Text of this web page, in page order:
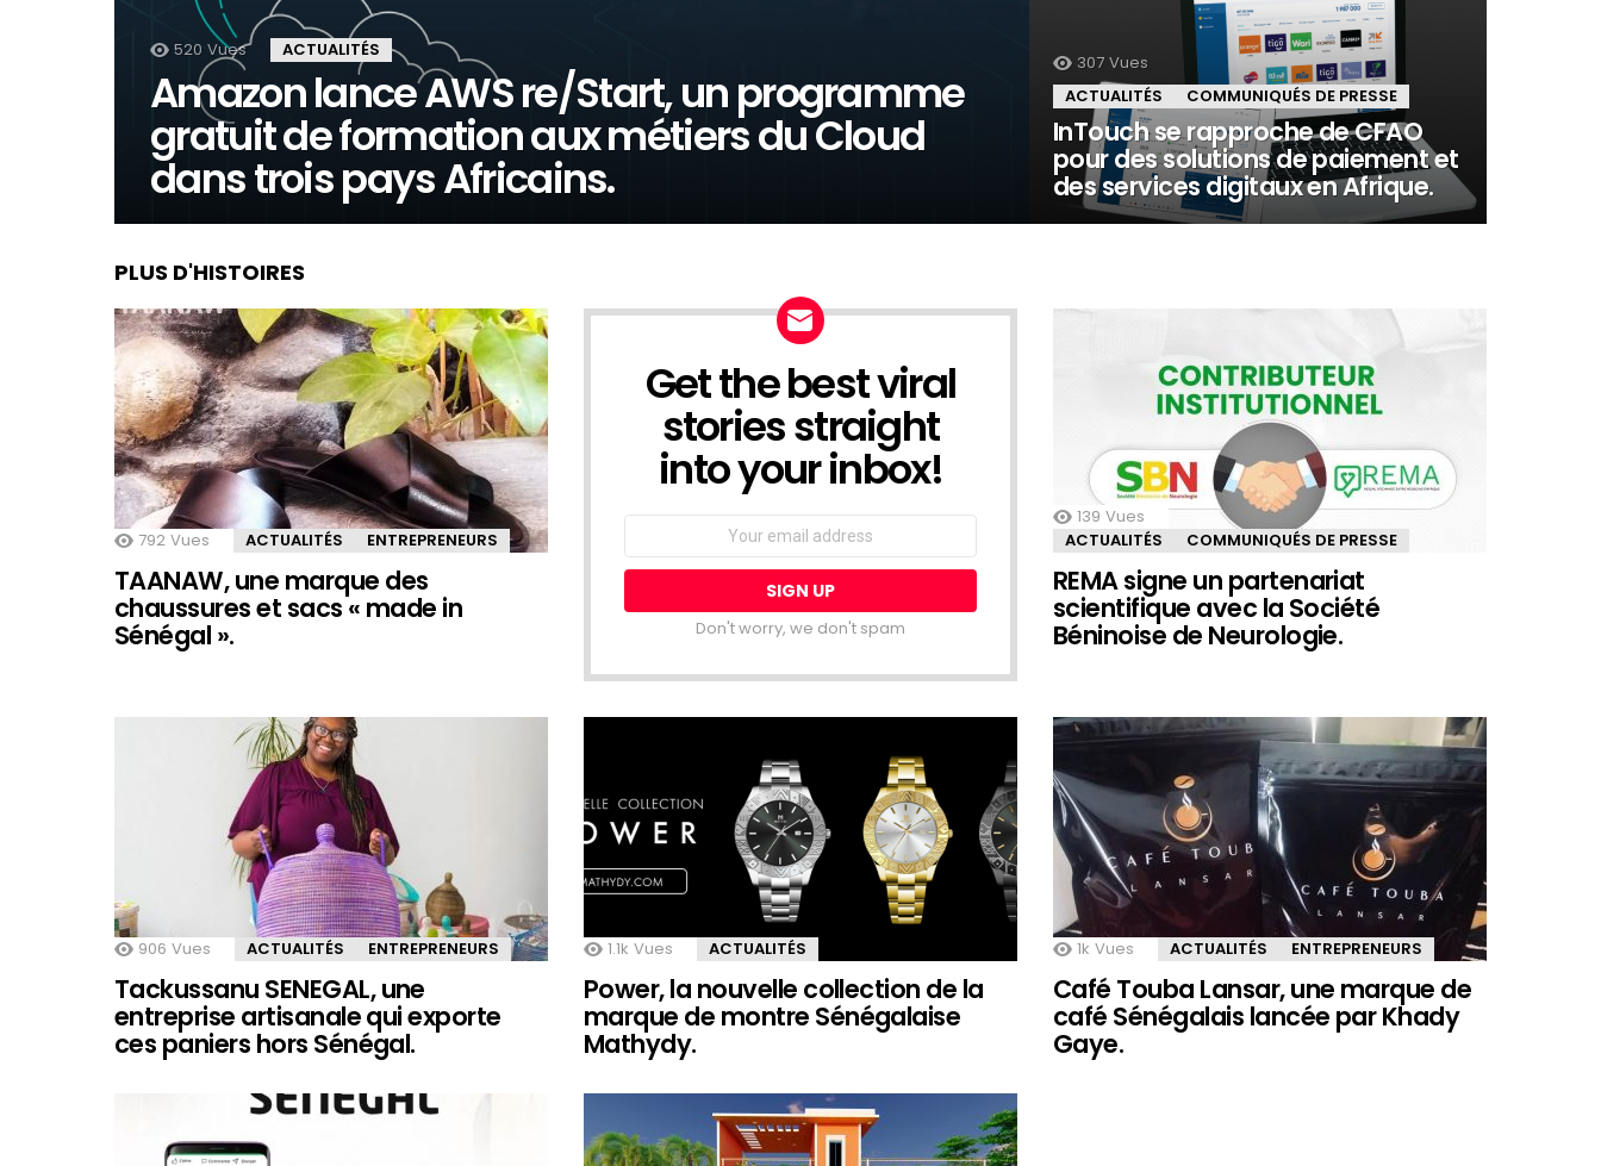
520 Vues ACTUALITÉS
Amazon lance AWS re/Start, un programme
gratuit de formation aux métiers du Cloud
dans trois pays Africains.
307 Vues
ACTUALITÉS
COMMUNIQUÉS DE PRESSE
InTouch se rapproche de CFAO
pour des solutions de paiement et
des services digitaux en Afrique.
PLUS D'HISTOIRES
792 Vues ACTUALITÉS ENTREPRENEURS
TAANAW, une marque des
chaussures et sacs « made in
Sénégal ».
NEWSLETTER
Get the best viral
stories straight
into your inbox!
Don't worry, we don't spam
139 Vues
ACTUALITÉS
COMMUNIQUÉS DE PRESSE
REMA signe un partenariat
scientifique avec la Société
Béninoise de Neurologie.
906 Vues ACTUALITÉS ENTREPRENEURS
Tackussanu SENEGAL, une
entreprise artisanale qui exporte
ces paniers hors Sénégal.
1.1k Vues ACTUALITÉS
Power, la nouvelle collection de la
marque de montre Sénégalaise
Mathydy.
1k Vues ACTUALITÉS ENTREPRENEURS
Café Touba Lansar, une marque de
café Sénégalais lancée par Khady
Gaye.